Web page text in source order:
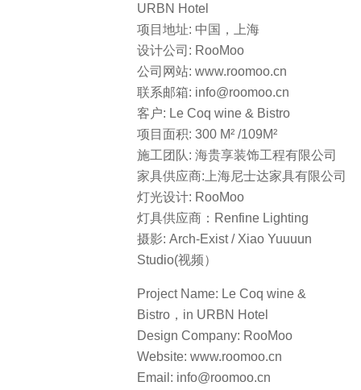
URBN Hotel
项目地址: 中国，上海
设计公司: RooMoo
公司网站: www.roomoo.cn
联系邮箱: info@roomoo.cn
客户: Le Coq wine & Bistro
项目面积: 300 M² /109M²
施工团队: 海贵享装饰工程有限公司
家具供应商:上海尼士达家具有限公司
灯光设计: RooMoo
灯具供应商：Renfine Lighting
摄影: Arch-Exist / Xiao Yuuuun
Studio(视频）
Project Name: Le Coq wine &
Bistro，in URBN Hotel
Design Company: RooMoo
Website: www.roomoo.cn
Email: info@roomoo.cn